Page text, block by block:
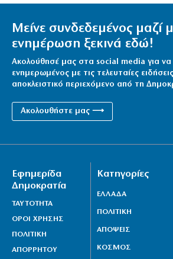
Μείνε συνδεδεμένος μαζί
ενημέρωση ξεκινά εδώ!
Ακολούθησέ μας στα social media για να
ενημερωμένος με τις τελευταίες
αποκλειστικό περιεχόμενο από τη
Ακολουθήστε μας ⟶
Εφημερίδα
Δημοκρατία
ΤΑΥΤΟΤΗΤΑ
ΟΡΟΙ ΧΡΗΣΗΣ
ΠΟΛΙΤΙΚΗ
ΑΠΟΡΡΗΤΟΥ
Κατηγορίες
ΕΛΛΑΔΑ
ΠΟΛΙΤΙΚΗ
ΑΠΟΨΕΙΣ
ΚΟΣΜΟΣ